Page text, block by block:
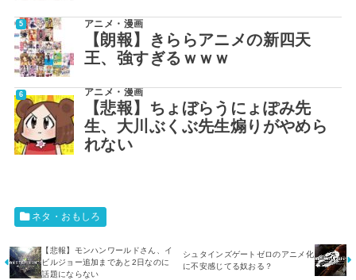
アニメ・漫画
【朗報】きららアニメの新四天
王、強すぎるｗｗｗ
アニメ・漫画
【悲報】ちょぼらうにょぽみ先
生、大川ぶくぶ先生煽りがやめら
れない
ネタ・おもしろ
【悲報】モンハンワールドさん、イ
ビルジョー追加まであと2日なのに
話題にならない
シュタインズゲートゼロのアニメ化
に不安感じてる奴おる？